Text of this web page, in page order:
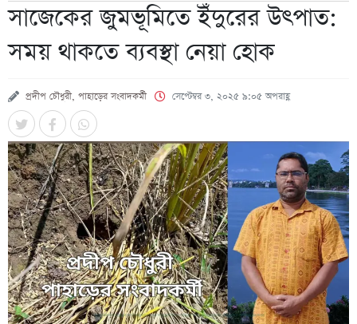
সাজেকের জুমভূমিতে ইঁদুরের উৎপাত:
সময় থাকতে ব্যবস্থা নেয়া হোক
প্রদীপ চৌধুরী, পাহাড়ের সংবাদকর্মী সেপ্টেম্বর ৩, ২০২৫ ৯:০৫ অপরাহ্ণ